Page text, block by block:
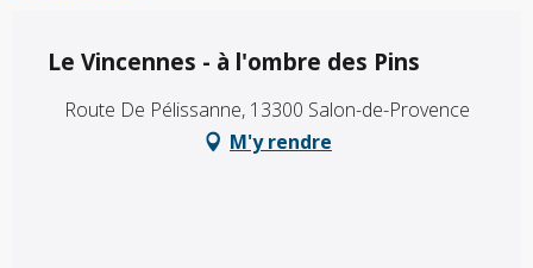
Le Vincennes - à l'ombre des Pins
Route De Pélissanne, 13300 Salon-de-Provence
M'y rendre